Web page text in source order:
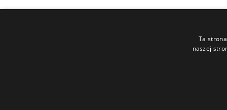
Chemia gospodarcza
Ta witryna korzysta z plików cookie.
Ta
naszej